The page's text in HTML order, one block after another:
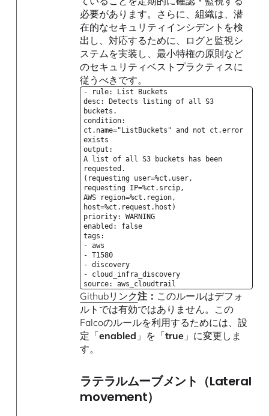
必要があります。さらに、組織は、潜
在的なセキュリティインシデントを検
出し、対応するために、ログと監視シ
ステムを実装し、最小特権の原則など
のセキュリティベストプラクティスに
従うべきです。
- rule: List Buckets
desc: Detects listing of all S3
buckets.
condition:
ct.name="ListBuckets" and not ct.error
exists
output:
A list of all S3 buckets has been
requested.
(requesting user=%ct.user,
requesting IP=%ct.srcip,
AWS region=%ct.region,
host=%ct.request.host)
priority: WARNING
enabled: false
tags:
- aws
- T1580
- discovery
- cloud_infra_discovery
source: aws_cloudtrail
Githubリンク注： このルールはデフォ
ルトでは有効ではありません。この
Falcoのルールを利用するためには、設
定「enabled 」を「true 」に変更しま
す。
ラテラルムーブメント（Lateral
movement）